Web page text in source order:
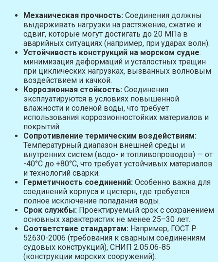
Механическая прочность: Соединения должны
выдерживать нагрузки на растяжение, сжатие и
сдвиг, которые могут достигать до 20 МПа в
аварийных ситуациях (например, при ударах волн).
Устойчивость конструкций на морском судне:
минимизация деформаций и усталостных трещин
при циклических нагрузках, вызванных волновым
воздействием и качкой.
Коррозионная стойкость: Соединения
эксплуатируются в условиях повышенной
влажности и соленой воды, что требует
использования коррозионностойких материалов и
покрытий.
Сопротивление термическим воздействиям:
Температурный диапазон внешней среды и
внутренних систем (водо- и топливопроводов) — от
-40°C до +80°C, что требует устойчивых материалов
и технологий сварки.
Герметичность соединений: Особенно важна для
соединений корпуса и цистерн, где требуется
полное исключение попадания воды.
Срок службы: Проектируемый срок с сохранением
основных характеристик не менее 25–30 лет.
Соответствие стандартам: Например, ГОСТ Р
52630-2006 (требования к сварным соединениям
судовых конструкций), СНИП 2.05.06-85
(конструкции морских сооружений).